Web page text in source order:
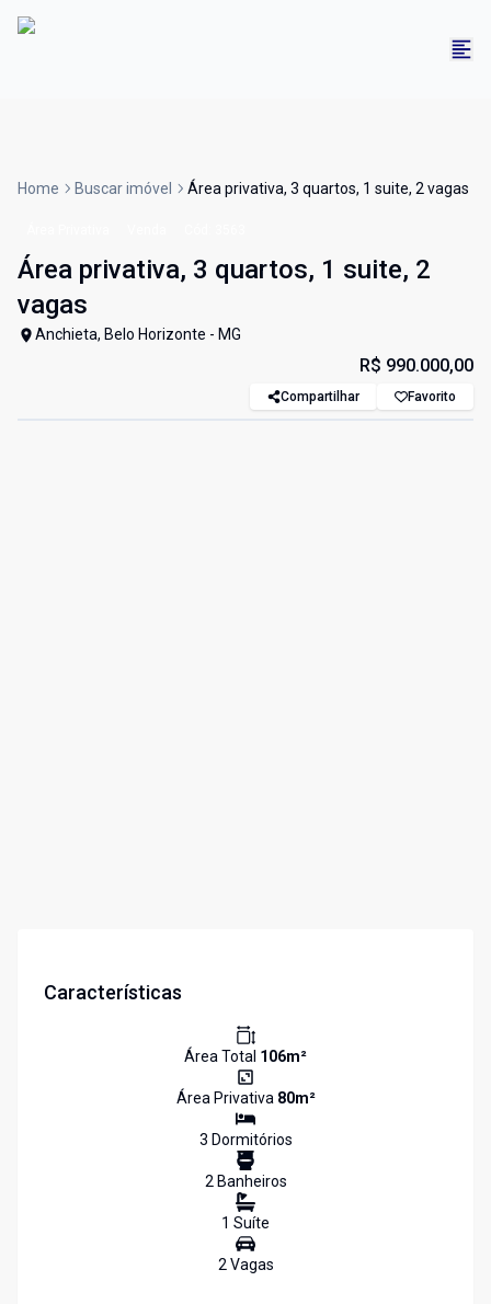
Home Buscar imóvel Área privativa, 3 quartos, 1 suite, 2 vagas
Área privativa, 3 quartos, 1 suite, 2
vagas
Anchieta, Belo Horizonte - MG
R$ 990.000,00
Compartilhar Favorito
Características
Área Total 106m²
Área Privativa 80m²
3 Dormitórios
2Banheiros
1 Suíte
2Vagas